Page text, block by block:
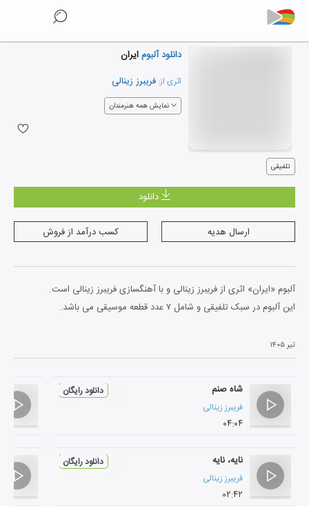
دانلود آلبومایران
اثری از: فریبرز زینالی
نمایش همه هنرمندان
تلفیقی
دانلود
ارسال هدیه کسب درآمد از فروش
آلبوم «ایران» اثری از فریبرز زینالی و با آهنگسازی فریبرز زینالی است.
این آلبوم در سبک تلفیقی و شامل ۷ عدد قطعه موسیقی می باشد.
تیر ۱۴۰۵
شاه صنم
فریبرز زینالی
۰۴:۰۴
دانلود رایگان
نایه، نایه
فریبرز زینالی
۰۲:۴۲
دانلود رایگان